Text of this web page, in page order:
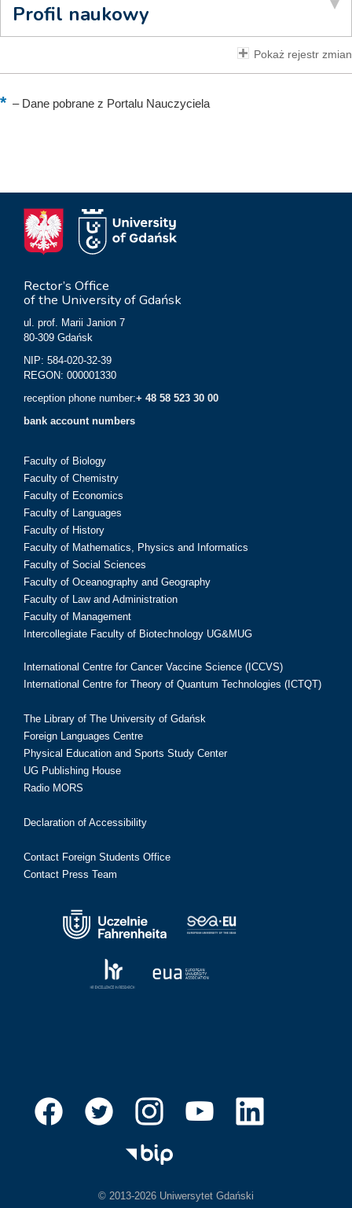
Profil naukowy
Pokaż rejestr zmian
–Dane pobrane z Portalu Nauczyciela
Rector’s Office
of the University of Gdańsk
ul. prof. Marii Janion 7
80-309 Gdańsk
NIP: 584-020-32-39
REGON: 000001330
reception phone number:+ 48 58 523 30 00
bank account numbers
Faculty of Biology
Faculty of Chemistry
Faculty of Economics
Faculty of Languages
Faculty of History
Faculty of Mathematics, Physics and Informatics
Faculty of Social Sciences
Faculty of Oceanography and Geography
Faculty of Law and Administration
Faculty of Management
Intercollegiate Faculty of Biotechnology UG&MUG
International Centre for Cancer Vaccine Science (ICCVS)
International Centre for Theory of Quantum Technologies (ICTQT)
The Library of The University of Gdańsk
Foreign Languages Centre
Physical Education and Sports Study Center
UG Publishing House
Radio MORS
Declaration of Accessibility
Contact Foreign Students Office
Contact Press Team
© 2013-2026 Uniwersytet Gdański